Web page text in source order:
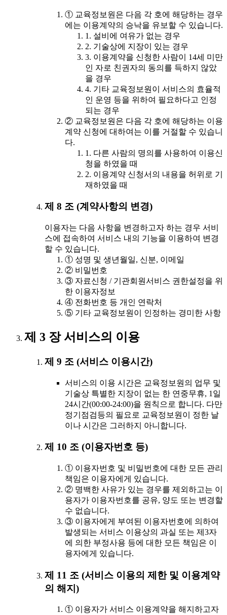
① 교육정보원은 다음 각 호에 해당하는 경우
에는 이용계약의 승낙을 유보할 수 있습니다.
1. 설비에 여유가 없는 경우
2. 기술상에 지장이 있는 경우
3. 이용계약을 신청한 사람이 14세 미만
인 자로 친권자의 동의를 득하지 않았
을 경우
4. 기타 교육정보원이 서비스의 효율적
인 운영 등을 위하여 필요하다고 인정
되는 경우
② 교육정보원은 다음 각 호에 해당하는 이용
계약 신청에 대하여는 이를 거절할 수 있습니
다.
1. 다른 사람의 명의를 사용하여 이용신
청을 하였을 때
2. 이용계약 신청서의 내용을 허위로 기
재하였을 때
제 8 조 (계약사항의 변경)
이용자는 다음 사항을 변경하고자 하는 경우 서비
스에 접속하여 서비스 내의 기능을 이용하여 변경
할 수 있습니다.
① 성명 및 생년월일, 신분, 이메일
② 비밀번호
③ 자료신청 / 기관회원서비스 권한설정을 위
한 이용자정보
④ 전화번호 등 개인 연락처
⑤ 기타 교육정보원이 인정하는 경미한 사항
제 3 장 서비스의 이용
제 9 조 (서비스 이용시간)
서비스의 이용 시간은 교육정보원의 업무 및
기술상 특별한 지장이 없는 한 연중무휴, 1일
24시간(00:00-24:00)을 원칙으로 합니다. 다만
정기점검등의 필요로 교육정보원이 정한 날
이나 시간은 그러하지 아니합니다.
제 10 조 (이용자번호 등)
① 이용자번호 및 비밀번호에 대한 모든 관리
책임은 이용자에게 있습니다.
② 명백한 사유가 있는 경우를 제외하고는 이
용자가 이용자번호를 공유, 양도 또는 변경할
수 없습니다.
③ 이용자에게 부여된 이용자번호에 의하여
발생되는 서비스 이용상의 과실 또는 제3자
에 의한 부정사용 등에 대한 모든 책임은 이
용자에게 있습니다.
제 11 조 (서비스 이용의 제한 및 이용계약
의 해지)
① 이용자가 서비스 이용계약을 해지하고자